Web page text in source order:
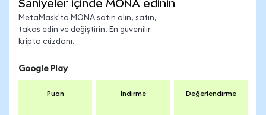
Saniyeler içinde MONA edinin
MetaMask'ta MONA satın alın, satın,
takas edin ve değiştirin. En güvenilir
kripto cüzdanı.
Google Play
Puan İndirme Değerlendirme